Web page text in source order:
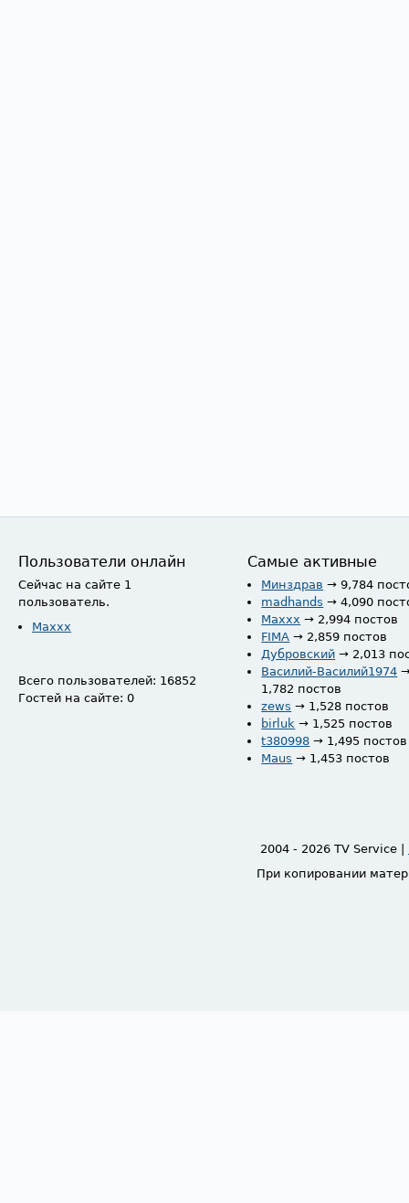
Пользователи онлайн
Сейчас на сайте 1
пользователь.
Maxxx
Всего пользователей: 16852
Гостей на сайте: 0
Самые активные
Минздрав → 9,784
madhands → 4,090
Maxxx → 2,994 постов
FIMA → 2,859 постов
Дубровский → 2,013
Василий-Василий1974
1,782 постов
zews → 1,528 постов
birluk → 1,525 постов
t380998 → 1,495 постов
Maus → 1,453 постов
2004 - 2026 TV Service |
При копировании